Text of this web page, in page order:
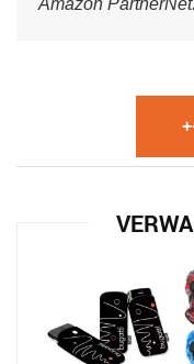
Amazon PartnerNet.